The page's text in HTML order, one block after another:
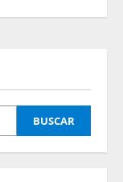
BUSCAR